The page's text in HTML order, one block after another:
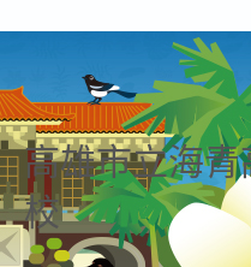
高雄市立海
校